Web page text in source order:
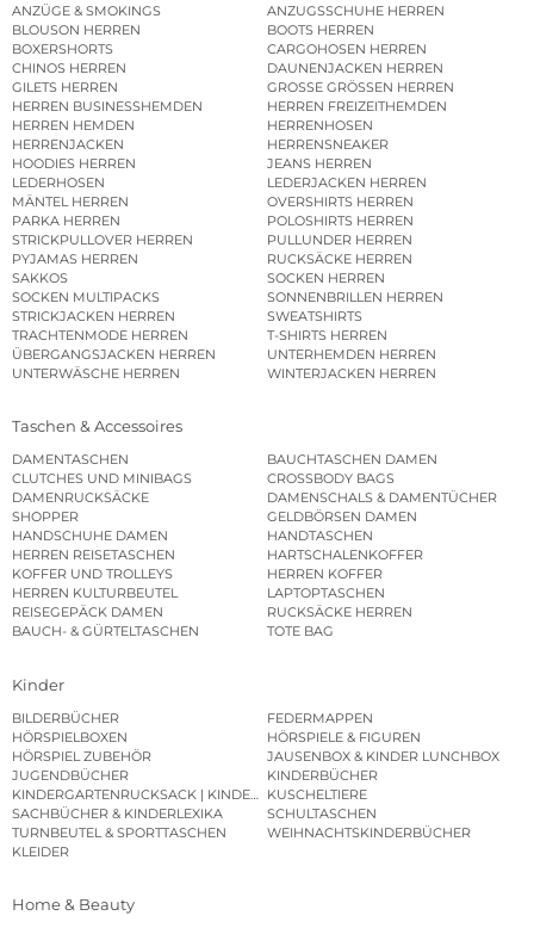
ANZÜGE & SMOKINGS
ANZUGSSCHUHE HERREN
BLOUSON HERREN
BOOTS HERREN
BOXERSHORTS
CARGOHOSEN HERREN
CHINOS HERREN
DAUNENJACKEN HERREN
GILETS HERREN
GROSSE GRÖSSEN HERREN
HERREN BUSINESSHEMDEN
HERREN FREIZEITHEMDEN
HERREN HEMDEN
HERRENHOSEN
HERRENJACKEN
HERRENSNEAKER
HOODIES HERREN
JEANS HERREN
LEDERHOSEN
LEDERJACKEN HERREN
MÄNTEL HERREN
OVERSHIRTS HERREN
PARKA HERREN
POLOSHIRTS HERREN
STRICKPULLOVER HERREN
PULLUNDER HERREN
PYJAMAS HERREN
RUCKSÄCKE HERREN
SAKKOS
SOCKEN HERREN
SOCKEN MULTIPACKS
SONNENBRILLEN HERREN
STRICKJACKEN HERREN
SWEATSHIRTS
TRACHTENMODE HERREN
T-SHIRTS HERREN
ÜBERGANGSJACKEN HERREN
UNTERHEMDEN HERREN
UNTERWÄSCHE HERREN
WINTERJACKEN HERREN
Taschen & Accessoires
DAMENTASCHEN
BAUCHTASCHEN DAMEN
CLUTCHES UND MINIBAGS
CROSSBODY BAGS
DAMENRUCKSÄCKE
DAMENSCHALS & DAMENTÜCHER
SHOPPER
GELDBÖRSEN DAMEN
HANDSCHUHE DAMEN
HANDTASCHEN
HERREN REISETASCHEN
HARTSCHALENKOFFER
KOFFER UND TROLLEYS
HERREN KOFFER
HERREN KULTURBEUTEL
LAPTOPTASCHEN
REISEGEPÄCK DAMEN
RUCKSÄCKE HERREN
BAUCH- & GÜRTELTASCHEN
TOTE BAG
Kinder
BILDERBÜCHER
FEDERMAPPEN
HÖRSPIELBOXEN
HÖRSPIELE & FIGUREN
HÖRSPIEL ZUBEHÖR
JAUSENBOX & KINDER LUNCHBOX
JUGENDBÜCHER
KINDERBÜCHER
KINDERGARTENRUCKSACK | KINDERGARTENBEUTEL
KUSCHELTIERE
SACHBÜCHER & KINDERLEXIKA
SCHULTASCHEN
TURNBEUTEL & SPORTTASCHEN
WEIHNACHTSKINDERBÜCHER
KLEIDER
Home & Beauty